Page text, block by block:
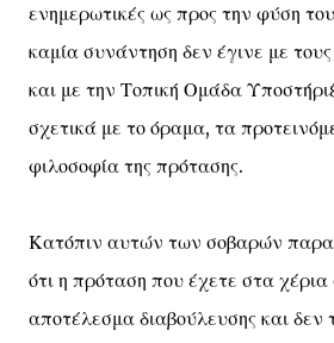
ενημερωτικές ως προς την φύση
καμία συνάντηση δεν έγινε με
και με την Τοπική Ομάδα
σχετικά με το όραμα, τα
φιλοσοφία της πρότασης.
Κατόπιν αυτών των σοβαρών
ότι η πρόταση που έχετε στα χέρια
αποτέλεσμα διαβούλευσης και δεν